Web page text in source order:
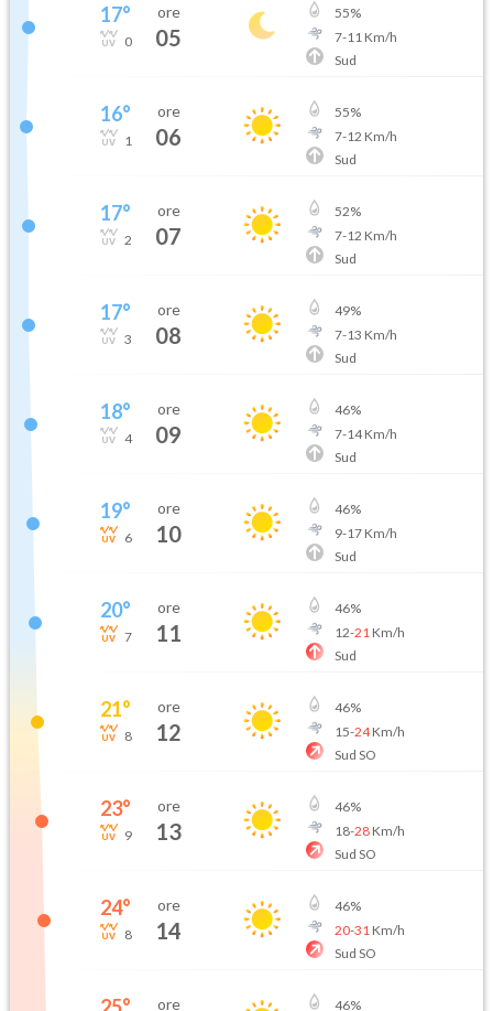
17°
0
ore
05
55%
7-11 Km/h
Sud
16°
1
ore
06
55%
7-12 Km/h
Sud
17°
2
ore
07
52%
7-12 Km/h
Sud
17°
3
ore
08
49%
7-13 Km/h
Sud
18°
4
ore
09
46%
7-14Km/h
Sud
19°
6
ore
10
46%
9-17Km/h
Sud
20°
7
ore
11
46%
12-21 Km/h
Sud
21°
8
ore
12
46%
15-24Km/h
Sud SO
23°
9
ore
13
46%
18-28Km/h
Sud SO
24°
8
ore
14
46%
20-31 Km/h
Sud SO
ore 46%